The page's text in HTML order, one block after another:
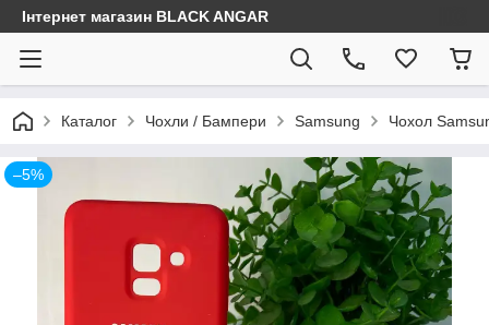
Інтернет магазин BLACK ANGAR
Каталог Чохли / Бампери Samsung Чохол
–5%